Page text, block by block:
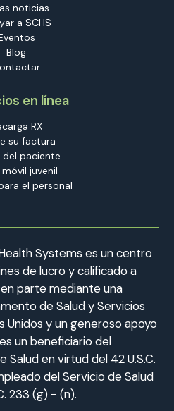
noticias
a SCHS
Blog
en línea
RX
su factura
del paciente
juvenil
el personal
Systems es un centro
de lucro y calificado a
parte mediante una
de Salud y Servicios
Unidos y un generoso apoyo
un beneficiario del
en virtud del 42 U.S.C.
del Servicio de Salud
233 (g) - (n).